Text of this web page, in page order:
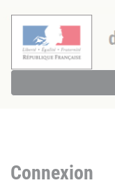
Connexion